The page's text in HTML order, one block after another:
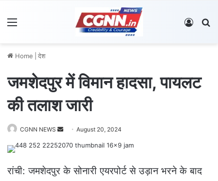
Log In
Home देश
जमशेदपुर में विमान हादसा, पायलट
की तलाश जारी
CGNN NEWS
e
d
August 20, 2024
रांची: जमशेदपुर के सोनारी एयरपोर्ट से उड़ान भरने के बाद